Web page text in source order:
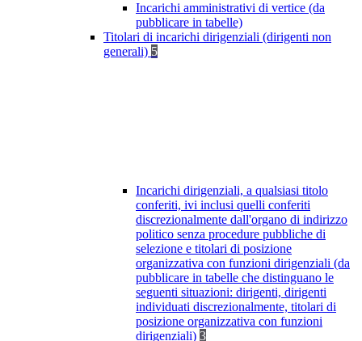
Incarichi amministrativi di vertice (da
pubblicare in tabelle)
Titolari di incarichi dirigenziali (dirigenti non
generali) 5
Incarichi dirigenziali, a qualsiasi titolo
conferiti, ivi inclusi quelli conferiti
discrezionalmente dall'organo di indirizzo
politico senza procedure pubbliche di
selezione e titolari di posizione
organizzativa con funzioni dirigenziali (da
pubblicare in tabelle che distinguano le
seguenti situazioni: dirigenti, dirigenti
individuati discrezionalmente, titolari di
posizione organizzativa con funzioni
dirigenziali) 3